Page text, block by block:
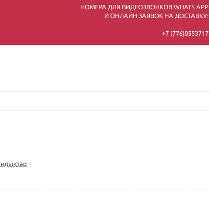
НОМЕРА ДЛЯ ВИДЕОЗВОНКОВ WHATS APP
И ОНЛАЙН ЗАЯВОК НА ДОСТАВКУ:
+7 (776)0553717